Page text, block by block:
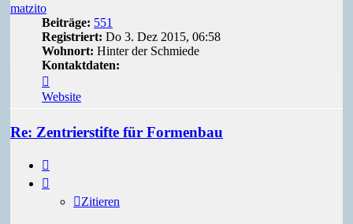
matzito
Beiträge: 551
Registriert: Do 3. Dez 2015, 06:58
Wohnort: Hinter der Schmiede
Kontaktdaten:
von
matzito
Website
Re: Zentrierstifte für Formenbau
Zitieren